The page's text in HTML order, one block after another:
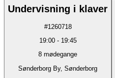
Undervisning i klaver
#1260718
19:00- 19:45
8 mødegange
Sønderborg By, Sønderborg